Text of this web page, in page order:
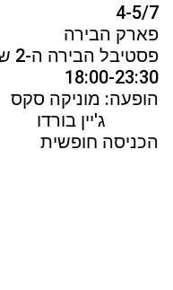
4-5/7
פארק הבירה
פסטיבל הבירה ה-2 של הוד השרון
18:00-23:30
הופעה: מוניקה סקס
ג'יין בורדו
הכניסה חופשית